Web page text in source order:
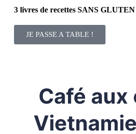
3 livres de recettes SANS
JE PASSE A TABLE !
Café